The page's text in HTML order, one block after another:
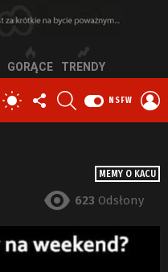
GORĄCE TRENDY
PRZEŁĄCZ
SKÓRKĘ
OBSERWUJ
NAS
NSFW
MEMY O KACU
623 Odsłony